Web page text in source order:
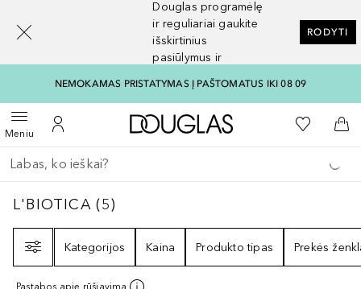
Douglas programėlę
ir reguliariai gaukite
išskirtinius
pasiūlymus ir
RODYTI
NEMOKAMAS PRISTATYMAS Į PAŠTOMATUS IKI 08 09
MeniuAtidaryti meniuĮ mano paskyrą
Į Douglas pagrindinį
Į mano
Į
Grįžk atgal
Vykdykite paiešką
L'BIOTICA5
L'BIOTICA (5)
Kategorijos
Kaina Produkto tipas Prekės
Pastabos apie rūšiavimą
[navigation.slideout.screenreader]